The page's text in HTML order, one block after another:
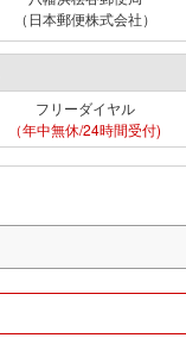
（日本郵便株式会社）
フリーダイヤル
（年中無休/24時間受付)